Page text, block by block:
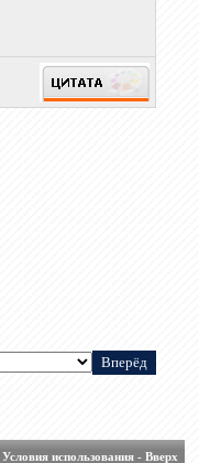
Условия использования- Вверх